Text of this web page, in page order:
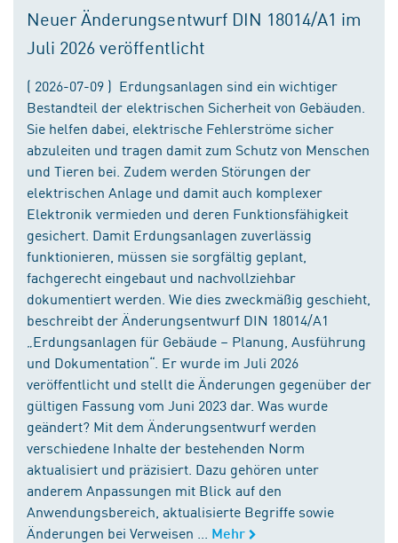
Neuer Änderungsentwurf DIN 18014/A1 im
Juli 2026 veröffentlicht
( 2026-07-09 ) Erdungsanlagen sind ein wichtiger
Bestandteil der elektrischen Sicherheit von Gebäuden.
Sie helfen dabei, elektrische Fehlerströme sicher
abzuleiten und tragen damit zum Schutz von Menschen
und Tieren bei. Zudem werden Störungen der
elektrischen Anlage und damit auch komplexer
Elektronik vermieden und deren Funktionsfähigkeit
gesichert. Damit Erdungsanlagen zuverlässig
funktionieren, müssen sie sorgfältig geplant,
fachgerecht eingebaut und nachvollziehbar
dokumentiert werden. Wie dies zweckmäßig geschieht,
beschreibt der Änderungsentwurf DIN 18014/A1
„Erdungsanlagen für Gebäude – Planung, Ausführung
und Dokumentation“. Er wurde im Juli 2026
veröffentlicht und stellt die Änderungen gegenüber der
gültigen Fassung vom Juni 2023 dar. Was wurde
geändert? Mit dem Änderungsentwurf werden
verschiedene Inhalte der bestehenden Norm
aktualisiert und präzisiert. Dazu gehören unter
anderem Anpassungen mit Blick auf den
Anwendungsbereich, aktualisierte Begriffe sowie
Änderungen bei Verweisen ...
Mehr